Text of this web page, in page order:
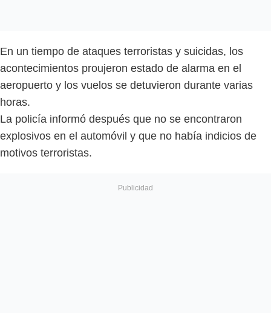
En un tiempo de ataques terroristas y suicidas, los
acontecimientos proujeron estado de alarma en el
aeropuerto y los vuelos se detuvieron durante varias
horas.
La policía informó después que no se encontraron
explosivos en el automóvil y que no había indicios de
motivos terroristas.